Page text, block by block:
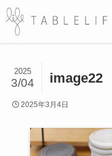
image22
2025
3/04
2025年3月4日